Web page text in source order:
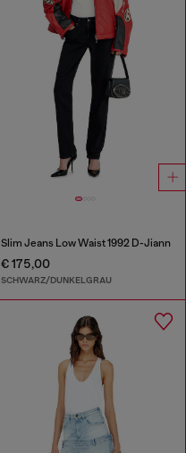
Slim Jeans Low Waist 1992 D-Jiann
€ 175,00
SCHWARZ/DUNKELGRAU